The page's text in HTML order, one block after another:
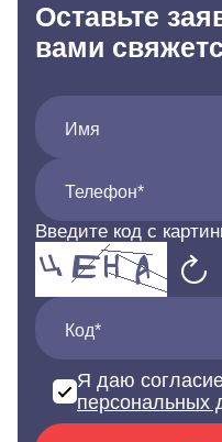
Оставьте
вами
Имя
Телефон*
Введите код с
Код*
Я даю
персональных